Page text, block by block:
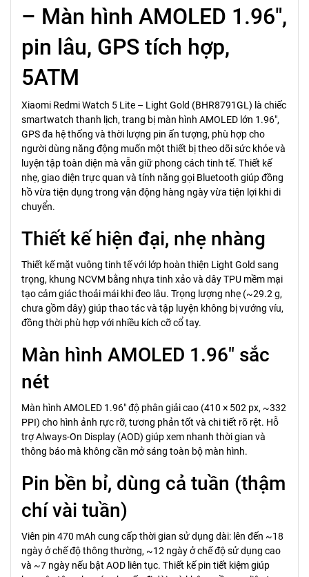
– Màn hình AMOLED 1.96",
pin lâu, GPS tích hợp,
5ATM
Xiaomi Redmi Watch 5 Lite – Light Gold (BHR8791GL) là chiếc
smartwatch thanh lịch, trang bị màn hình AMOLED lớn 1.96",
GPS đa hệ thống và thời lượng pin ấn tượng, phù hợp cho
người dùng năng động muốn một thiết bị theo dõi sức khỏe và
luyện tập toàn diện mà vẫn giữ phong cách tinh tế. Thiết kế
nhẹ, giao diện trực quan và tính năng gọi Bluetooth giúp đồng
hồ vừa tiện dụng trong vận động hàng ngày vừa tiện lợi khi di
chuyển.
Thiết kế hiện đại, nhẹ nhàng
Thiết kế mặt vuông tinh tế với lớp hoàn thiện Light Gold sang
trọng, khung NCVM bằng nhựa tinh xảo và dây TPU mềm mại
tạo cảm giác thoải mái khi đeo lâu. Trọng lượng nhẹ (~29.2 g,
chưa gồm dây) giúp thao tác và tập luyện không bị vướng víu,
đồng thời phù hợp với nhiều kích cỡ cổ tay.
Màn hình AMOLED 1.96" sắc
nét
Màn hình AMOLED 1.96" độ phân giải cao (410 × 502 px, ~332
PPI) cho hình ảnh rực rỡ, tương phản tốt và chi tiết rõ rệt. Hỗ
trợ Always-On Display (AOD) giúp xem nhanh thời gian và
thông báo mà không cần mở sáng toàn bộ màn hình.
Pin bền bỉ, dùng cả tuần (thậm
chí vài tuần)
Viên pin 470 mAh cung cấp thời gian sử dụng dài: lên đến ~18
ngày ở chế độ thông thường, ~12 ngày ở chế độ sử dụng cao
và ~7 ngày nếu bật AOD liên tục. Thiết kế pin tiết kiệm giúp